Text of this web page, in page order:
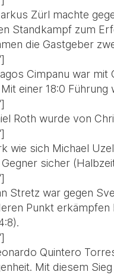
Zürl machte
Standkampf zum
die Gastgeber
Cimpanu war mit
einer 18:0
Roth wurde von
wie sich Michael
sicher
Stretz war gegen
Punkt
Quintero
Mit diesem